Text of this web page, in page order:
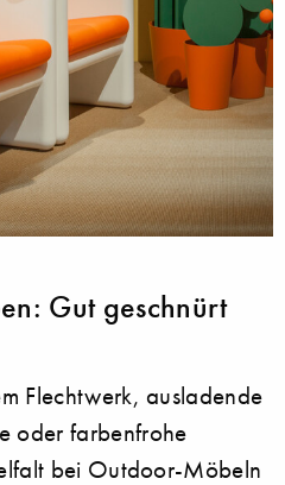
Gut geschnürt
Flechtwerk, ausladende
oder farbenfrohe
bei Outdoor-Möbeln